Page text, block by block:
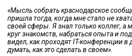
«Мысль собрать краснодарское
пришла тогда, когда мне стало не
своей сферы. Я знал только коллег, а
круг знакомств, набраться опыта и
видел, как проходят IT-конференции в
думать, как это сделать в своем».